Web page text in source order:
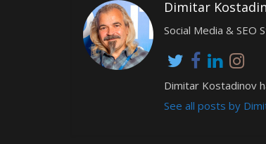
Dimitar
Social Media & SEO
Dimitar Kostadinov
See all posts by